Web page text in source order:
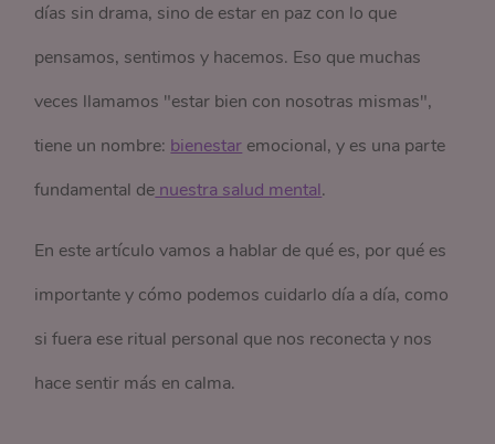
días sin drama, sino de estar en paz con lo que
pensamos, sentimos y hacemos. Eso que muchas
veces llamamos "estar bien con nosotras mismas",
tiene un nombre: bienestar emocional, y es una parte
fundamental de nuestra salud mental.
En este artículo vamos a hablar de qué es, por qué es
importante y cómo podemos cuidarlo día a día, como
si fuera ese ritual personal que nos reconecta y nos
hace sentir más en calma.